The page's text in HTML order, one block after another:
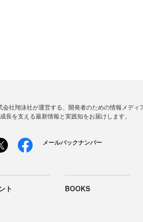
会社翔泳社が運営する、開発者のための情報メデ
長を支える最新情報と実践知をお届けします。
メールバックナンバー
ト BOOKS